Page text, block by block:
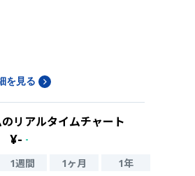
を見る
のリアルタイムチャート
¥- -
1週間 1ヶ月 1年